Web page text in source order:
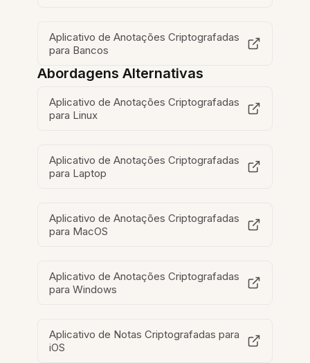
Aplicativo de Anotações Criptografadas
para Bancos
Abordagens Alternativas
Aplicativo de Anotações Criptografadas
para Linux
Aplicativo de Anotações Criptografadas
para Laptop
Aplicativo de Anotações Criptografadas
para MacOS
Aplicativo de Anotações Criptografadas
para Windows
Aplicativo de Notas Criptografadas para
iOS